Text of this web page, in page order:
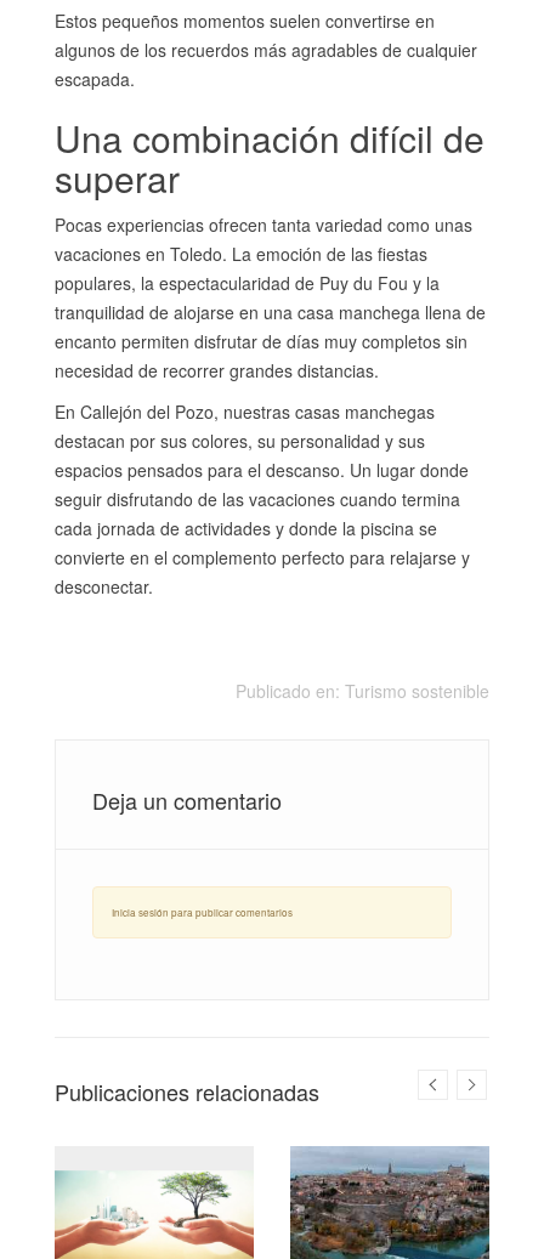
Estos pequeños momentos suelen convertirse en
algunos de los recuerdos más agradables de cualquier
escapada.
Una combinación difícil de
superar
Pocas experiencias ofrecen tanta variedad como unas
vacaciones en Toledo. La emoción de las fiestas
populares, la espectacularidad de Puy du Fou y la
tranquilidad de alojarse en una casa manchega llena de
encanto permiten disfrutar de días muy completos sin
necesidad de recorrer grandes distancias.
En Callejón del Pozo, nuestras casas manchegas
destacan por sus colores, su personalidad y sus
espacios pensados para el descanso. Un lugar donde
seguir disfrutando de las vacaciones cuando termina
cada jornada de actividades y donde la piscina se
convierte en el complemento perfecto para relajarse y
desconectar.
Publicado en: Turismo sostenible
Deja un comentario
Inicia sesión para publicar comentarios
Publicaciones relacionadas